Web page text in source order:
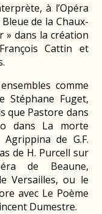
à l’Opéra
de la Chaux-
» dans la création
Cattin et
comme
Stéphane Fuget,
que Pastore dans
dans La morte
de G.F.
de H. Purcell sur
de Beaune,
Versailles, ou le
avec Le Poème
Dumestre.